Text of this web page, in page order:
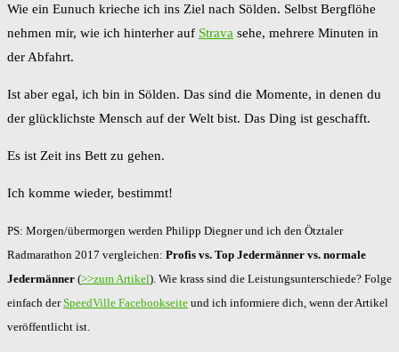
Wie ein Eunuch krieche ich ins Ziel nach Sölden. Selbst Bergflöhe
nehmen mir, wie ich hinterher auf Strava sehe, mehrere Minuten in
der Abfahrt.
Ist aber egal, ich bin in Sölden. Das sind die Momente, in denen du
der glücklichste Mensch auf der Welt bist. Das Ding ist geschafft.
Es ist Zeit ins Bett zu gehen.
Ich komme wieder, bestimmt!
PS: Morgen/übermorgen werden Philipp Diegner und ich den Ötztaler
Radmarathon 2017 vergleichen: Profis vs. Top Jedermänner vs. normale
Jedermänner (>>zum Artikel). Wie krass sind die Leistungsunterschiede? Folge
einfach derSpeedVille Facebookseite und ich informiere dich, wenn der Artikel
veröffentlicht ist.